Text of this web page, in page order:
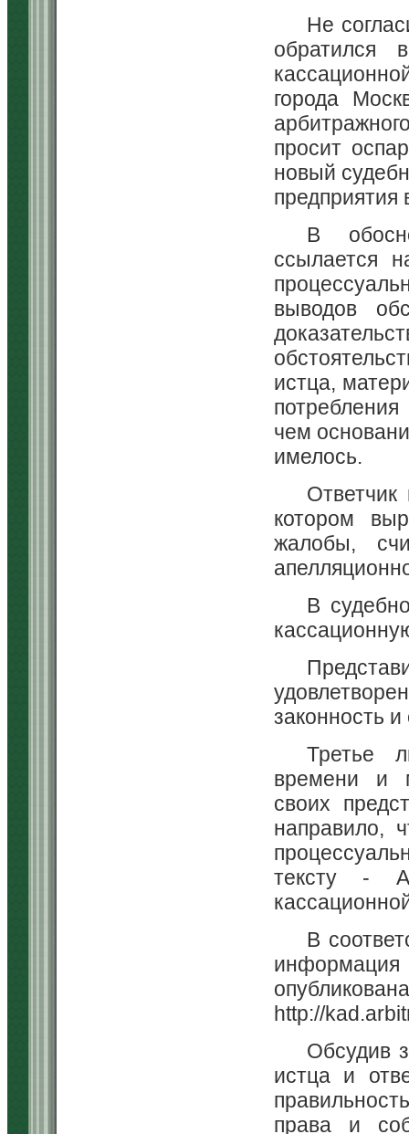
Не
обратился
города
просит
новый
В
ссылается
выводов
истца,
чем
имелось.
котором
жалобы,
В
законность
Третье
времени и
своих
направило,
тексту -
В
информация
http://
Обсудив
истца и
права и